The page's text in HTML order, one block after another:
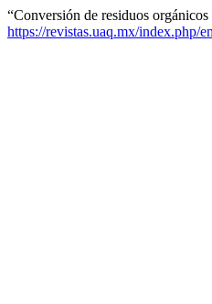
“Conversión de residuos
https://revistas.uaq.mx/index.php/